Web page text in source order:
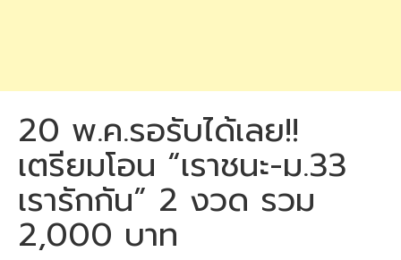
20 พ.ค.รอรับได้เลย!!
เตรียมโอน “เราชนะ-ม.33
เรารักกัน” 2 งวด รวม
2,000 บาท